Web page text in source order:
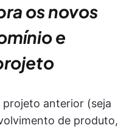
os novos
e
anterior (seja
de produto,